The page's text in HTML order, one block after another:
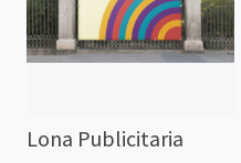
Lona Publicitaria